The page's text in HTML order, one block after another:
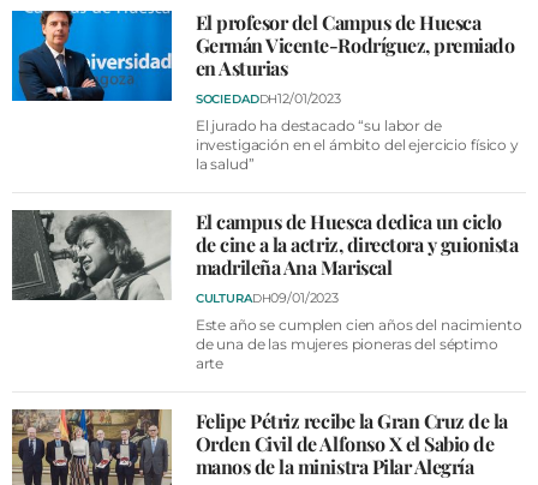
GALERÍAS
VÍDEOS
CONTACTAR
FIESTAS EN EL ALTO ARAGÓN
FIESTAS DE SAN LORENZO
AGENDA
CARTELERA
ESQUELAS
CLUB DEL AMIGO MILITANTE
El profesor del Campus de Huesca
Germán Vicente-Rodríguez, premiado
en Asturias
SOCIEDADDH12/01/2023
El jurado ha destacado “su labor de
investigación en el ámbito del ejercicio físico y
la salud”
El campus de Huesca dedica un ciclo
de cine a la actriz, directora y guionista
madrileña Ana Mariscal
CULTURADH09/01/2023
Este año se cumplen cien años del nacimiento
de una de las mujeres pioneras del séptimo
arte
Felipe Pétriz recibe la Gran Cruz de la
Orden Civil de Alfonso X el Sabio de
manos de la ministra Pilar Alegría